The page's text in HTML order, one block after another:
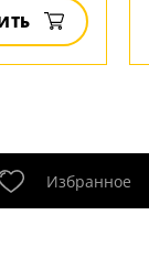
Избранное